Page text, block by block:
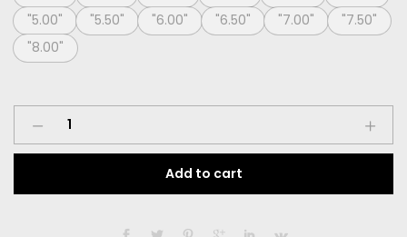
"5.00"
"5.50" "6.00" "6.50" "7.00"
"7.50"
"8.00"
Softlens
Color
Dia.
Add to cart